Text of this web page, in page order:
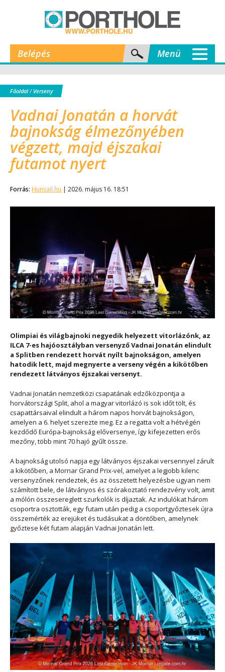
Belépés Menü
Főoldal/ Verseny
Vadnai Jonatán a horvát
bajnokság élmezőnyében
végzett, majd éjszakai
futamot nyert
Forrás: Hunsail.hu | 2026. május 16. 18:51
Olimpiai és világbajnoki negyedik helyezett vitorlázónk, az
ILCA 7-es hajóosztályban versenyző Vadnai Jonatán elindult
a Splitben rendezett horvát nyílt bajnokságon, amelyen
hatodik lett, majd megnyerte a verseny végén a kikötőben
rendezett látványos éjszakai versenyt.
Vadnai Jonatán nemzetközi csapatának edzőközpontja a
horvátországi Split, ahol a magyar vitorlázó is sok időt tölt, és
csapattársaival elindult a három napos horvát bajnokságon,
amelyen a 6. helyet szerezte meg. Ez a regatta volt a hétvégén
kezdődő Európa-bajnokság előversenye, így kifejezetten erős
mezőny, több mint 70 hajó gyűlt össze.
A bajnokság utolsó napja egy látványos éjszakai versennyel zárult
a kikötőben, a Mornar Grand Prix-vel, amelyet a legjobb kilenc
versenyzőnek rendeztek, és az összetett helyezésbe ugyan nem
számított bele, de látványos és szórakoztató rendezvény volt, amit
a mólón összesereglett szurkolók is díjaztak. Az indulókat három
csoportra osztották, egy futam után pedig a csoportgyőztesek újra
összemérték az erejüket és tudásukat a döntőben, amelynek
győztese két futam alapján Vadnai Jonatán lett.